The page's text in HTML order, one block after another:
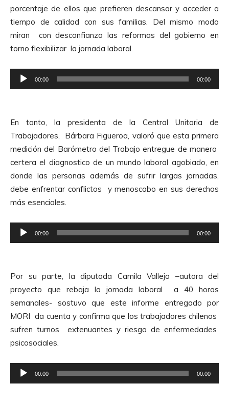
porcentaje de ellos que prefieren descansar y acceder a
tiempo de calidad con sus familias. Del mismo modo
miran con desconfianza las reformas del gobierno en
torno flexibilizar la jornada laboral.
e
o
d
u
c
t
o
r
d
d
i
o
00:00 00:00
En tanto, la presidenta de la Central Unitaria de
Trabajadores, Bárbara Figueroa, valoró que esta primera
medición del Barómetro del Trabajo entregue de manera
certera el diagnostico de un mundo laboral agobiado, en
donde las personas además de sufrir largas jornadas,
debe enfrentar conflictos y menoscabo en sus derechos
más esenciales.
e
o
d
u
c
t
o
r
00:00 00:00
Por su parte, la diputada Camila Vallejo –autora del
proyecto que rebaja la jornada laboral a 40 horas
semanales- sostuvo que este informe entregado por
MORI da cuenta y confirma que los trabajadores chilenos
sufren turnos extenuantes y riesgo de enfermedades
psicosociales.
e
00:00 00:00